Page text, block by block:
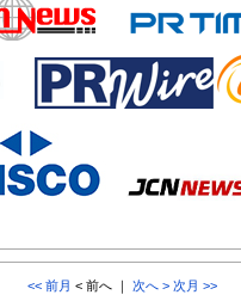
<< 前月 < 前へ ｜ 次へ > 次月 >>